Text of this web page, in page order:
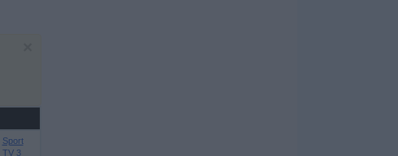
Sport
TV 3